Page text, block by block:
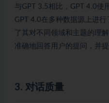
与GPT 3.5相比，GPT 4.0使
GPT 4.0在多种数据源上进
了其对不同领域和主题的理
准确地回答用户的提问，并
3. 对话质量